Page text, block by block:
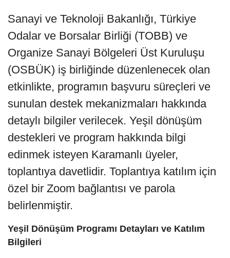
Sanayi ve Teknoloji Bakanlığı, Türkiye
Odalar ve Borsalar Birliği (TOBB) ve
Organize Sanayi Bölgeleri Üst Kuruluşu
(OSBÜK) iş birliğinde düzenlenecek olan
etkinlikte, programın başvuru süreçleri ve
sunulan destek mekanizmaları hakkında
detaylı bilgiler verilecek. Yeşil dönüşüm
destekleri ve program hakkında bilgi
edinmek isteyen Karamanlı üyeler,
toplantıya davetlidir. Toplantıya katılım için
özel bir Zoom bağlantısı ve parola
belirlenmiştir.
Yeşil Dönüşüm Programı Detayları ve Katılım
Bilgileri